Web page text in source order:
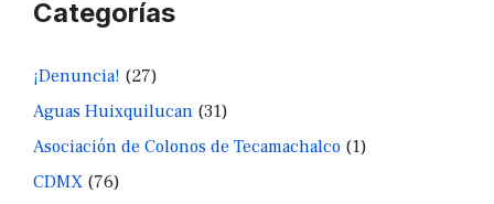
Categorías
¡Denuncia! (27)
Aguas Huixquilucan (31)
Asociación de Colonos de Tecamachalco (1)
CDMX (76)